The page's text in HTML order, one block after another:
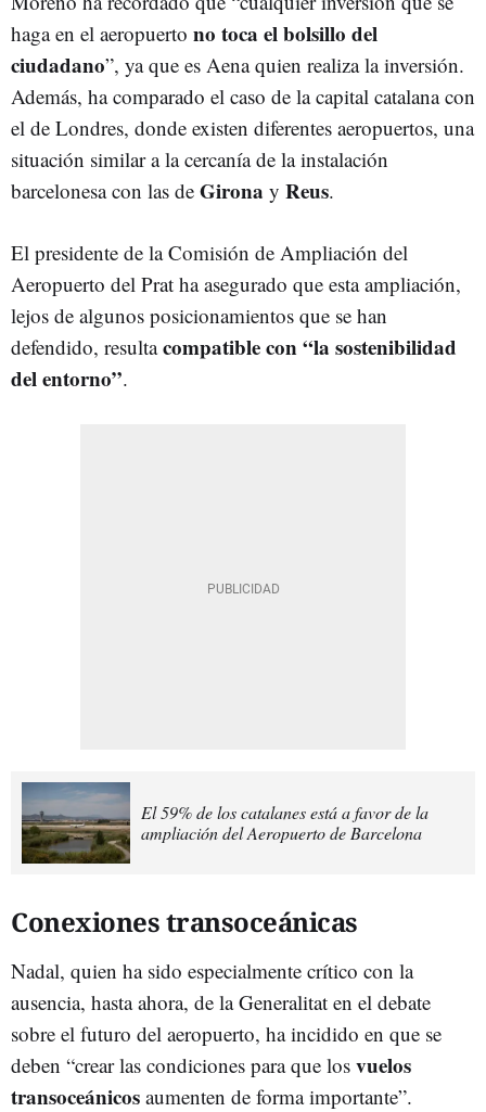
haga en el aeropuerto no toca el bolsillo del
ciudadano”, ya que es Aena quien realiza la inversión.
Además, ha comparado el caso de la capital catalana con
el de Londres, donde existen diferentes aeropuertos, una
situación similar a la cercanía de la instalación
barcelonesa con las de Girona y Reus.
El presidente de la Comisión de Ampliación del
Aeropuerto del Prat ha asegurado que esta ampliación,
lejos de algunos posicionamientos que se han
defendido, resultacompatible con “la sostenibilidad
del entorno”.
El 59% de los catalanes está a favor de la
ampliación del Aeropuerto de Barcelona
Conexiones transoceánicas
Nadal, quien ha sido especialmente crítico con la
ausencia, hasta ahora, de la Generalitat en el debate
sobre el futuro del aeropuerto, ha incidido en que se
deben “crear las condiciones para que los vuelos
transoceánicos aumenten de forma importante”.